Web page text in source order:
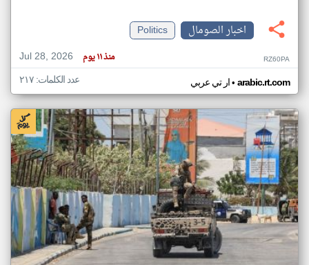
اخبار الصومال
Politics
Jul 28, 2026
منذ ١١ يوم RZ60PA
ار تي عربي• arabic.rt.com عدد الكلمات: ٢١٧